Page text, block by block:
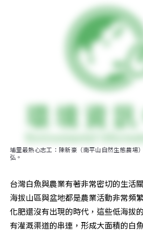
埔里最熱心志工：陳新豪（南平山自然生態農場
弘。
台灣白魚與農業有著非常密切的生活
海拔山區與盆地都是農業活動非常頻
化肥還沒有出現的時代，這些低海拔
有灌溉渠道的串連，形成大面積的白